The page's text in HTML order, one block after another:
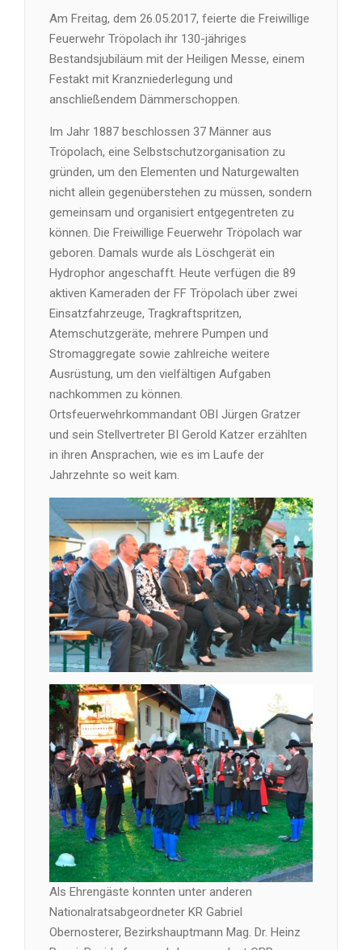
Am Freitag, dem 26.05.2017, feierte die Freiwillige
Feuerwehr Tröpolach ihr 130-jähriges
Bestandsjubiläum mit der Heiligen Messe, einem
Festakt mit Kranzniederlegung und
anschließendem Dämmerschoppen.
Im Jahr 1887 beschlossen 37 Männer aus
Tröpolach, eine Selbstschutzorganisation zu
gründen, um den Elementen und Naturgewalten
nicht allein gegenüberstehen zu müssen, sondern
gemeinsam und organisiert entgegentreten zu
können. Die Freiwillige Feuerwehr Tröpolach war
geboren. Damals wurde als Löschgerät ein
Hydrophor angeschafft. Heute verfügen die 89
aktiven Kameraden der FF Tröpolach über zwei
Einsatzfahrzeuge, Tragkraftspritzen,
Atemschutzgeräte, mehrere Pumpen und
Stromaggregate sowie zahlreiche weitere
Ausrüstung, um den vielfältigen Aufgaben
nachkommen zu können.
Ortsfeuerwehrkommandant OBI Jürgen Gratzer
und sein Stellvertreter BI Gerold Katzer erzählten
in ihren Ansprachen, wie es im Laufe der
Jahrzehnte so weit kam.
Als Ehrengäste konnten unter anderen
Nationalratsabgeordneter KR Gabriel
Obernosterer, Bezirkshauptmann Mag. Dr. Heinz